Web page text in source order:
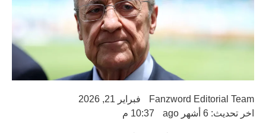
Fanzword Editorial Team
فبراير 21, 2026
اخر تحديث: 6 أشهر ago
10:37 م